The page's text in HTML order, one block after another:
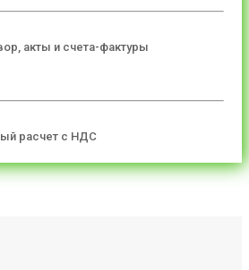
акты и счета-фактуры
расчет с НДС